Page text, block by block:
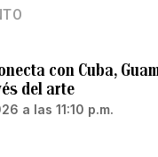
con Cuba,
del arte
a las 11:10 p.m.